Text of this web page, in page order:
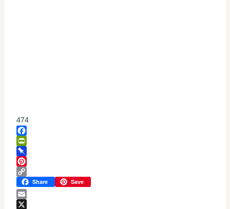
474
Facebook
PrintFriendly
Pinboard
Pinterest
Copy
Link
Share Save
Email